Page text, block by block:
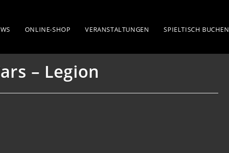
ONLINE-SHOP VERANSTALTUNGEN SPIELTISCH BUCHEN
– Legion